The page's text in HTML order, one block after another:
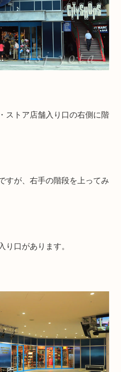
ストア店舗入り口の右側に階
すが、右手の階段を上ってみ
り口があります。